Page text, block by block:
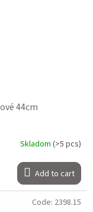
44cm
Skladom (>5 pcs)
Add to cart
Code: 2398.15